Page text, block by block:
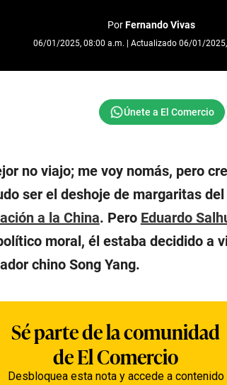
PorFernando Vivas
06/01/2025, 08:00 a.m. | Actualizado 06/01/
no viajo; me voy nomás, pero
ser el deshoje de margaritas
a la China. Pero Eduardo
moral, él estaba decidido a
chino Song Yang.